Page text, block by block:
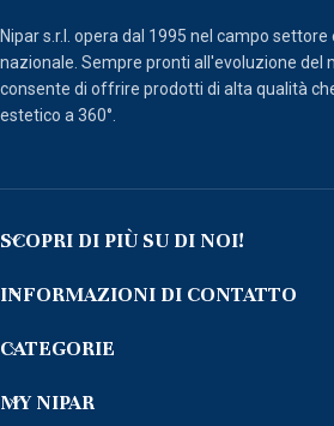
Nipar s.r.l. opera dal 1995 nel campo
nazionale. Sempre pronti all'evoluzione del
consente di offrire prodotti di alta qualità
estetico a 360°.
SCOPRI DI PIÙ SU DI NOI!
INFORMAZIONI DI CONTATTO
CATEGORIE
MY NIPAR